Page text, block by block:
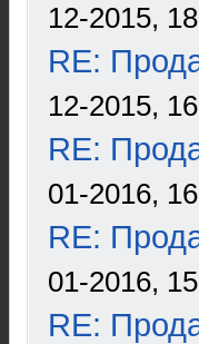
12-2015,
RE:
12-2015,
RE:
01-2016,
RE:
01-2016,
RE: